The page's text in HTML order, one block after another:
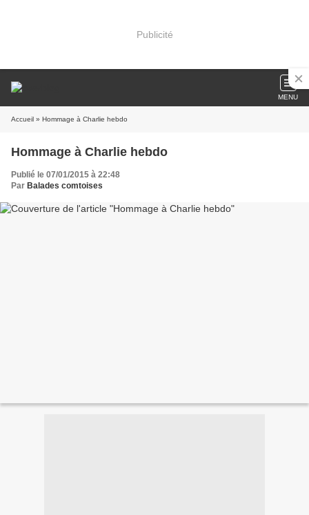
Publicité
MENU
Accueil » Hommage à Charlie hebdo
Hommage à Charlie hebdo
Publié le 07/01/2015 à 22:48
Par Balades comtoises